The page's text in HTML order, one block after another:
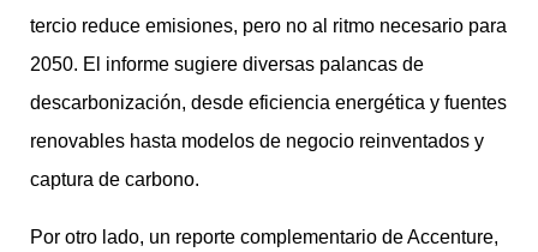
tercio reduce emisiones, pero no al ritmo necesario para
2050. El informe sugiere diversas palancas de
descarbonización, desde eficiencia energética y fuentes
renovables hasta modelos de negocio reinventados y
captura de carbono.
Por otro lado, un reporte complementario de Accenture,